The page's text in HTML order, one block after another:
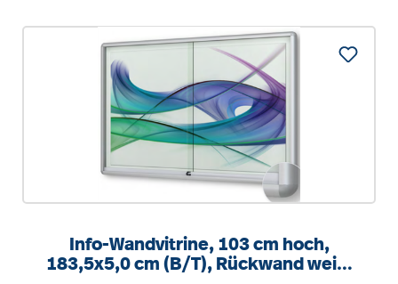
Info-Wandvitrine, 103 cm hoch,
183,5x5,0 cm (B/T), Rückwand weiß,